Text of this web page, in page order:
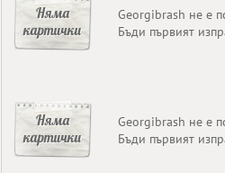
Няма
картички
Georgibrash не е
Бъди първият
Няма
картички
Georgibrash не е
Бъди първият